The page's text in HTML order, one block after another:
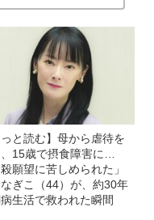
っと読む】母から虐待を
15歳で摂食障害に…
殺願望に苦しめられた」
ぎこ（44）が、約30年
生活で救われた瞬間